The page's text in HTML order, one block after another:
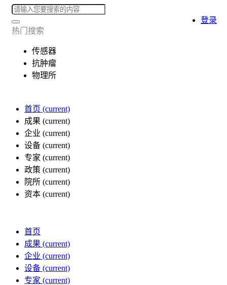
热门搜索
传感器
抗肿瘤
物理所
首页 (current)
成果 (current)
企业 (current)
设备 (current)
专家 (current)
政策 (current)
院所 (current)
资本 (current)
登录
首页
成果 (current)
企业 (current)
设备 (current)
专家 (current)